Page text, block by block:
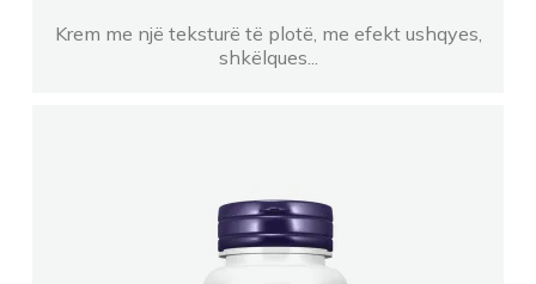
Krem me një teksturë të plotë, me efekt ushqyes,
shkëlques...